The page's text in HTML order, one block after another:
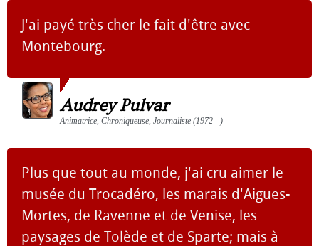
J'ai payé très cher le fait d'être avec
Montebourg.
Audrey Pulvar
Animatrice, Chroniqueuse, Journaliste (1972 - )
Plus que tout au monde, j'ai cru aimer le
musée du Trocadéro, les marais d'Aigues-
Mortes, de Ravenne et de Venise, les
paysages de Tolède et de Sparte; mais à